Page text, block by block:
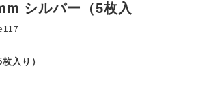
シルバー（5枚入
入り）